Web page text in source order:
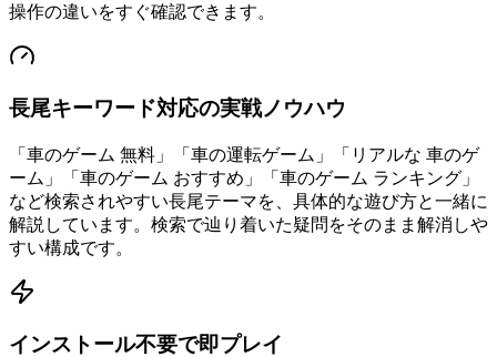
操作の違いをすぐ確認できます。
長尾キーワード対応の実戦ノウハウ
「車のゲーム 無料」「車の運転ゲーム」「リアルな 車のゲ
ーム」「車のゲーム おすすめ」「車のゲーム ランキング」
など検索されやすい長尾テーマを、具体的な遊び方と一緒に
解説しています。検索で辿り着いた疑問をそのまま解消しや
すい構成です。
インストール不要で即プレイ